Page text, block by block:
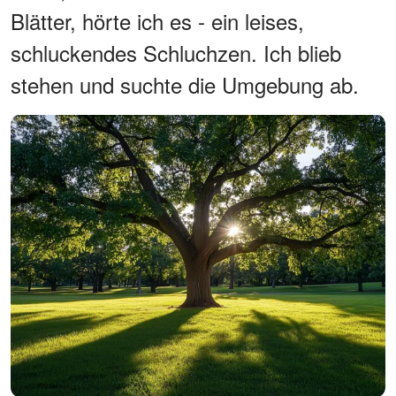
Blätter, hörte ich es - ein leises,
schluckendes Schluchzen. Ich blieb
stehen und suchte die Umgebung ab.